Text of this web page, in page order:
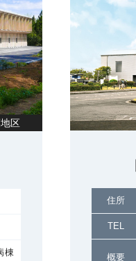
区
棟
住所
TEL
概要